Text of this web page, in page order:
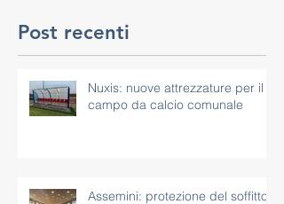
Post recenti
Nuxis: nuove attrezzature per il
campo da calcio comunale
Assemini: protezione del soffitto